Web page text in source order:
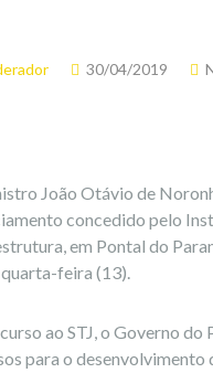
30/04/2019
João Otávio de
concedido pelo
em Pontal do
feira (13).
ao STJ, o Governo do
para o desenvolvimento